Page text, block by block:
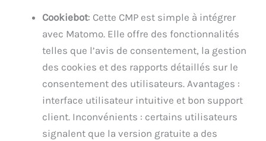
Cookiebot: Cette CMP est simple à intégrer
avec Matomo. Elle offre des fonctionnalités
telles que l’avis de consentement, la gestion
des cookies et des rapports détaillés sur le
consentement des utilisateurs. Avantages :
interface utilisateur intuitive et bon support
client. Inconvénients : certains utilisateurs
signalent que la version gratuite a des